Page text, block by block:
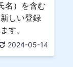
名）を含む
しい登録
す。
2024-05-14